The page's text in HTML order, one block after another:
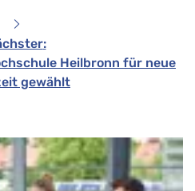
:
Heilbronn für neue
gewählt